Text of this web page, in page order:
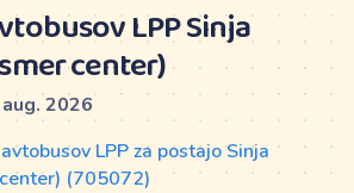
LPP Sinja
center)
2026
LPP za postajo Sinja
(705072)